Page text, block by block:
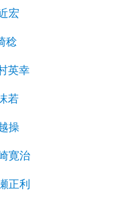
宏
稔
英幸
若
操
寛治
正利